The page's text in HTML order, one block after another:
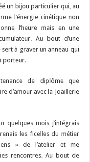
un bijou particulier qui, au
l’énergie cinétique non
l’heure mais en une
Au bout d’une
à graver un anneau qui
porteur.
de diplôme que
d’amour avec la Joaillerie
quelques mois j’intégrais
les ficelles du métier
» de l’atelier et me
rencontres. Au bout de